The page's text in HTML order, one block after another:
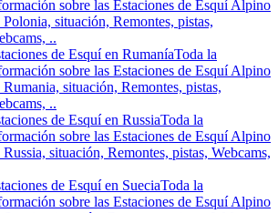
sobre las Estaciones de Esquí Alpino
Polonia, situación, Remontes, pistas,
..
de Esquí en RumaníaToda la
sobre las Estaciones de Esquí Alpino
Rumania, situación, Remontes, pistas,
..
de Esquí en RussiaToda la
sobre las Estaciones de Esquí Alpino
Russia, situación, Remontes, pistas, Webcams,
de Esquí en SueciaToda la
sobre las Estaciones de Esquí Alpino